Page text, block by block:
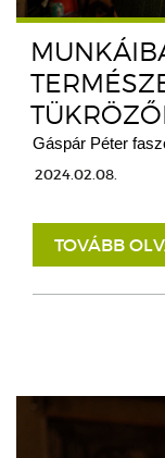
Gáspár Péter
2024.02.08.
TOVÁBB